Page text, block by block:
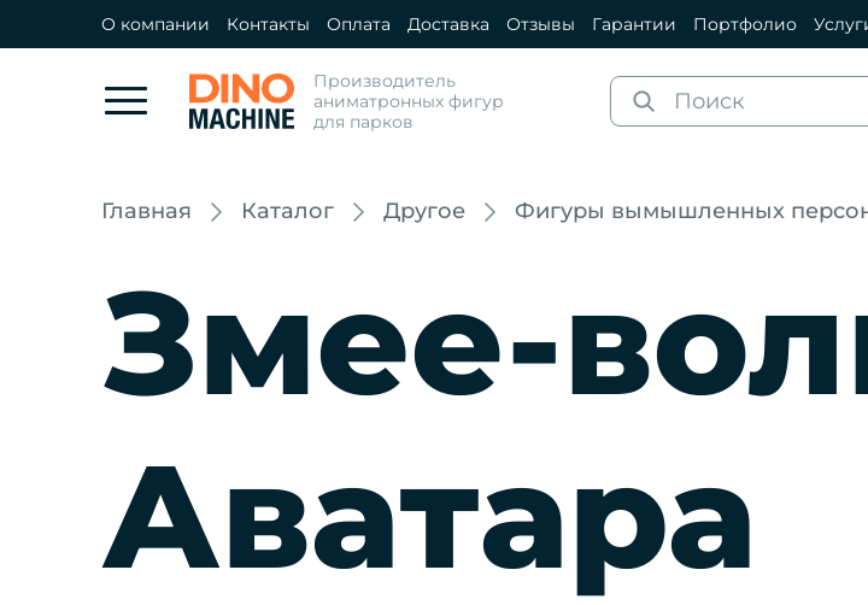
О компании Контакты Оплата Доставка Отзывы Гарантии Портфолио
Производитель
аниматронных фигур
для парков
Главная Каталог Другое Фигуры вымышленных
Змее-
Аватара